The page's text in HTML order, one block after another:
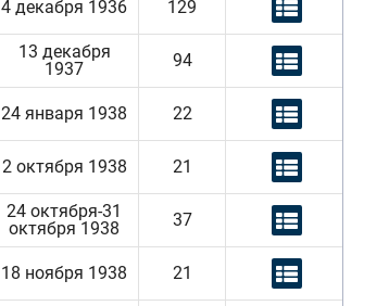
4 декабря 1936 129
13 декабря
1937
94
24 января 1938 22
2 октября 1938 21
24 октября-31
октября 1938
37
18 ноября 1938 21